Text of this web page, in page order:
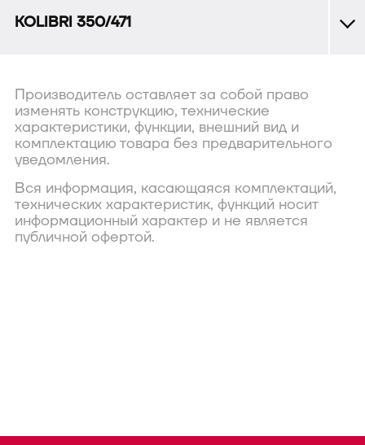
KOLIBRI 350/471
Производитель оставляет за собой право
изменять конструкцию, технические
характеристики, функции, внешний вид и
комплектацию товара без предварительного
уведомления.
Вся информация, касающаяся комплектаций,
технических характеристик, функций носит
информационный характер и не является
публичной офертой.